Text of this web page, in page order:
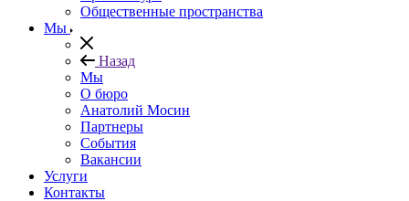
Общественные пространства
Мы
Назад
Мы
О бюро
Анатолий Мосин
Партнеры
События
Вакансии
Услуги
Контакты